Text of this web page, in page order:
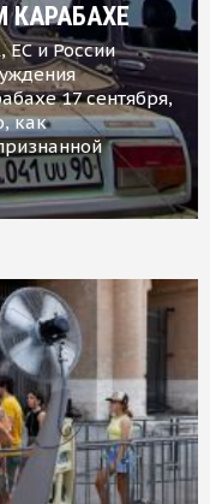
КАРАБАХЕ
и России
17 сентября,
как